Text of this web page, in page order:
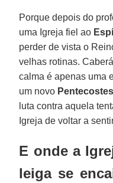
Porque depois do
uma Igreja fiel ao
perder de vista o
velhas rotinas.
calma é apenas uma
um novo Pentecostes
luta contra aquela
Igreja de voltar a
E onde a
leiga se